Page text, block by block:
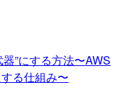
”にする方法〜AWS
る仕組み〜